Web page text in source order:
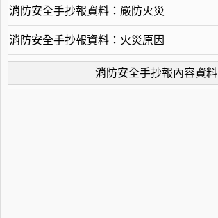
消防安全手抄報資料：嚴防火災
消防安全手抄報資料：火災原因
消防安全手抄報內容資料